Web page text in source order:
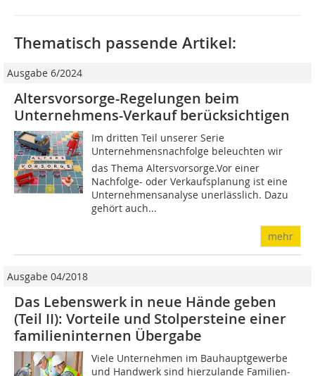
Thematisch passende Artikel:
Ausgabe 6/2024
Altersvorsorge-Regelungen beim
Unternehmens-Verkauf berücksichtigen
Im dritten Teil unserer Serie
Unternehmensnachfolge beleuchten wir
das Thema Altersvorsorge.Vor einer
Nachfolge- oder Verkaufsplanung ist eine
Unternehmensanalyse unerlässlich. Dazu
gehört auch...
mehr
Ausgabe 04/2018
Das Lebenswerk in neue Hände geben
(Teil II): Vorteile und Stolpersteine einer
familieninternen Übergabe
Viele Unternehmen im Bauhauptgewerbe
und Handwerk sind hierzulande Familien­